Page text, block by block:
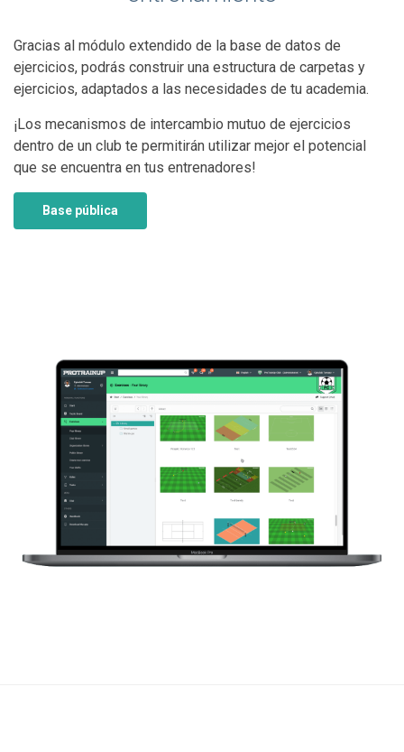
Gracias al módulo extendido de la base de datos de
ejercicios, podrás construir una estructura de carpetas y
ejercicios, adaptados a las necesidades de tu academia.
¡Los mecanismos de intercambio mutuo de ejercicios
dentro de un club te permitirán utilizar mejor el potencial
que se encuentra en tus entrenadores!
Base pública